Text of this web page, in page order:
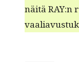
näitä RAY:n